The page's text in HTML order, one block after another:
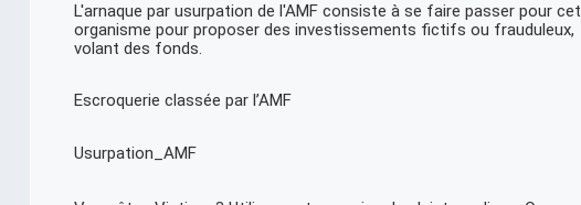
L'arnaque par usurpation de l'AMF consiste à se faire passer pour cet
organisme pour proposer des investissements fictifs ou frauduleux,
volant des fonds.
Escroquerie classée par l’AMF
Usurpation_AMF